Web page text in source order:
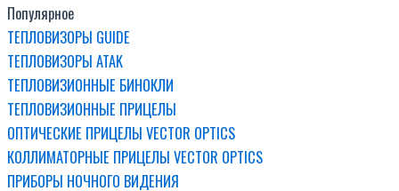
Популярное
ТЕПЛОВИЗОРЫ GUIDE
ТЕПЛОВИЗОРЫ ATAK
ТЕПЛОВИЗИОННЫЕ БИНОКЛИ
ТЕПЛОВИЗИОННЫЕ ПРИЦЕЛЫ
ОПТИЧЕСКИЕ ПРИЦЕЛЫ VECTOR OPTICS
КОЛЛИМАТОРНЫЕ ПРИЦЕЛЫ VECTOR OPTICS
ПРИБОРЫ НОЧНОГО ВИДЕНИЯ